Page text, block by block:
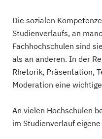
Die sozialen
Studienverlaufs, an
Fachhochschulen sind
als an anderen. In der
Rhetorik, Präsentation,
Moderation eine
An vielen Hochschulen
im Studienverlauf